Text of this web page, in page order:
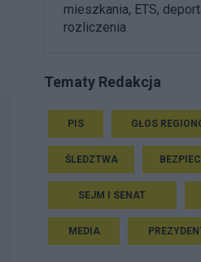
mieszkania, ETS,
rozliczenia
Tematy Redakcja
PIS GŁOS
ŚLEDZTWA
SEJM I SENAT
MEDIA